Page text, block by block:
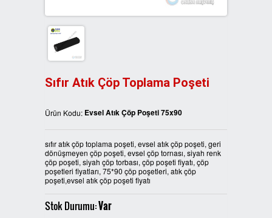
METAL GERİ DÖNÜŞÜM
KUTULARI
PLASTİK GERİ DÖNÜŞÜM
DÖNER KAPAK SIFIR ATIK
KUTULARI
ATIK KUTUSU FİYATLARI
AHŞAP SIFIR ATIK KUTULARI
ATIK KUTULARI
PEDALLI SIFIR ATIK KUTULARI
PLASTİK SIFIR ATIK KUTULARI
BOYALI SIFIR ATIK KUTULARI
Sıfır Atık Çöp Toplama Poşeti
Ürün Kodu: Evsel Atık Çöp Poşeti 75x90
sıfır atık çöp toplama poşeti, evsel atık çöp poşeti, geri
dönüşmeyen çöp poşeti, evsel çöp tornası, siyah renk
çöp poşeti, siyah çöp torbası, çöp poşeti fiyatı, çöp
poşetleri fiyatları, 75*90 çöp poşetleri, atık çöp
poşeti,evsel atık çöp poşeti fiyatı
Stok Durumu:Var